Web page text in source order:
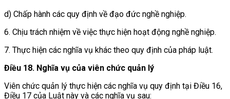
d) Chấp hành các quy định về đạo đức nghề nghiệp.
6. Chịu trách nhiệm về việc thực hiện hoạt động nghề nghiệp.
7. Thực hiện các nghĩa vụ khác theo quy định của pháp luật.
Điều 18. Nghĩa vụ của viên chức quản lý
Viên chức quản lý thực hiện các nghĩa vụ quy định tại Điều 16,
Điều 17 của Luật này và các nghĩa vụ sau: